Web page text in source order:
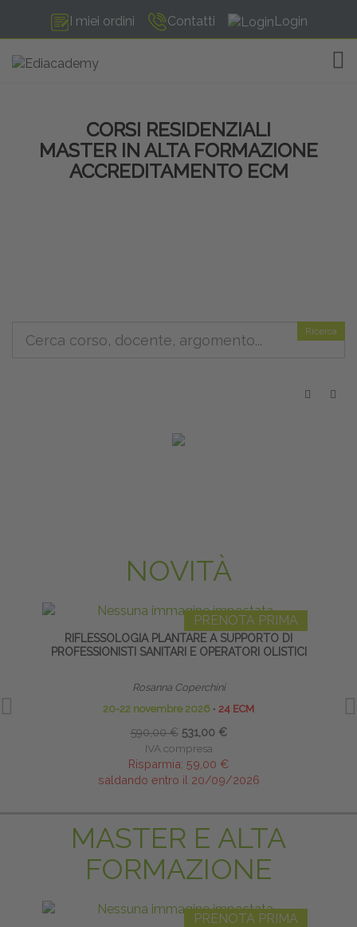
I miei ordini Contatti Login
CORSI RESIDENZIALI
MASTER IN ALTA FORMAZIONE
ACCREDITAMENTO ECM
Ricerca
NOVITÀ
PRENOTA PRIMA
RIFLESSOLOGIA PLANTARE A SUPPORTO DI
PROFESSIONISTI SANITARI E OPERATORI OLISTICI
Rosanna Coperchini
20-22 novembre 2026 ∙ 24 ECM
590,00 € 531,00 €
IVA compresa
Risparmia: 59,00 €
saldando entro il 20/09/2026
MASTER E ALTA
FORMAZIONE
PRENOTA PRIMA